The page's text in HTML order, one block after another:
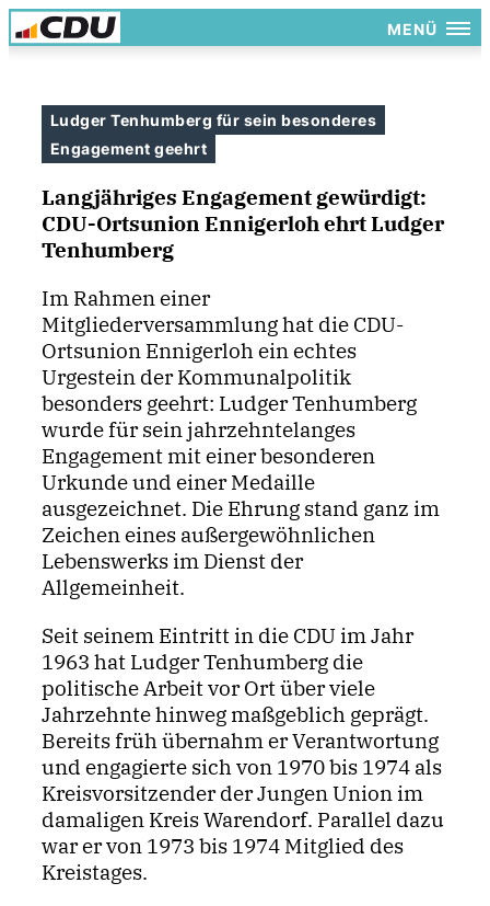
MENÜ
Ludger Tenhumberg für sein besonderes
Engagement geehrt
Langjähriges Engagement gewürdigt:
CDU-Ortsunion Ennigerloh ehrt Ludger
Tenhumberg
Im Rahmen einer
Mitgliederversammlung hat die CDU-
Ortsunion Ennigerloh ein echtes
Urgestein der Kommunalpolitik
besonders geehrt: Ludger Tenhumberg
wurde für sein jahrzehntelanges
Engagement mit einer besonderen
Urkunde und einer Medaille
ausgezeichnet. Die Ehrung stand ganz im
Zeichen eines außergewöhnlichen
Lebenswerks im Dienst der
Allgemeinheit.
Seit seinem Eintritt in die CDU im Jahr
1963 hat Ludger Tenhumberg die
politische Arbeit vor Ort über viele
Jahrzehnte hinweg maßgeblich geprägt.
Bereits früh übernahm er Verantwortung
und engagierte sich von 1970 bis 1974 als
Kreisvorsitzender der Jungen Union im
damaligen Kreis Warendorf. Parallel dazu
war er von 1973 bis 1974 Mitglied des
Kreistages.